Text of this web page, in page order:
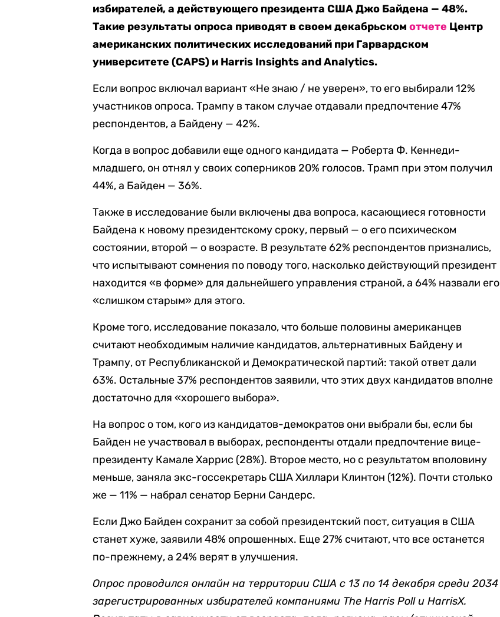
избирателей, а действующего президента США Джо Байдена — 48%.
Такие результаты опроса приводят в своем декабрьскомотчете Центр
американских политических исследований при Гарвардском
университете (CAPS) и Harris Insights and Analytics.
Если вопрос включал вариант «Не знаю / не уверен», то его выбирали 12%
участников опроса. Трампу в таком случае отдавали предпочтение 47%
респондентов, а Байдену — 42%.
Когда в вопрос добавили еще одного кандидата — Роберта Ф. Кеннеди-
младшего, он отнял у своих соперников 20% голосов. Трамп при этом получил
44%, а Байден — 36%.
Также в исследование были включены два вопроса, касающиеся готовности
Байдена к новому президентскому сроку, первый — о его психическом
состоянии, второй — о возрасте. В результате 62% респондентов признались,
что испытывают сомнения по поводу того, насколько действующий президент
находится «в форме» для дальнейшего управления страной, а 64% назвали его
«слишком старым» для этого.
Кроме того, исследование показало, что больше половины американцев
считают необходимым наличие кандидатов, альтернативных Байдену и
Трампу, от Республиканской и Демократической партий: такой ответ дали
63%. Остальные 37% респондентов заявили, что этих двух кандидатов вполне
достаточно для «хорошего выбора».
На вопрос о том, кого из кандидатов-демократов они выбрали бы, если бы
Байден не участвовал в выборах, респонденты отдали предпочтение вице-
президенту Камале Харрис (28%). Второе место, но с результатом вполовину
меньше, заняла экс-госсекретарь США Хиллари Клинтон (12%). Почти столько
же — 11% — набрал сенатор Берни Сандерс.
Если Джо Байден сохранит за собой президентский пост, ситуация в США
станет хуже, заявили 48% опрошенных. Еще 27% считают, что все останется
по-прежнему, а 24% верят в улучшения.
Опрос проводился онлайн на территории США с 13 по 14 декабря среди 2034
зарегистрированных избирателей компаниями The Harris Poll и HarrisX.